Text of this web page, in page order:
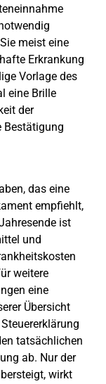
meist eine
Erkrankung
Vorlage des
eine Brille
der
Bestätigung
das eine
empfiehlt,
ist
und
weitere
eine
Übersicht
tatsächlichen
ab. Nur der
wirkt